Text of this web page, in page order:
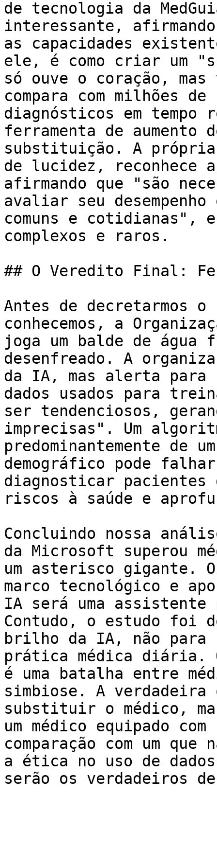
de tecnologia da
interessante,
as capacidades
ele, é como criar um
só ouve o coração, mas
compara com milhões
diagnósticos em tempo
ferramenta de aumento
substituição. A própria
de lucidez, reconhece
afirmando que "são
avaliar seu desempenho
comuns e cotidianas",
complexos e raros.
## O Veredito Final:
Antes de decretarmos
conhecemos, a
joga um balde de água
desenfreado. A
da IA, mas alerta para
dados usados para
ser tendenciosos,
imprecisas". Um
predominantemente de
demográfico pode
diagnosticar pacientes
riscos à saúde e
Concluindo nossa
da Microsoft superou
um asterisco gigante.
marco tecnológico e
IA será uma assistente
Contudo, o estudo foi
brilho da IA, não para
prática médica diária.
é uma batalha entre
simbiose. A
substituir o médico,
um médico equipado com
comparação com um
a ética no uso de
serão os verdadeiros